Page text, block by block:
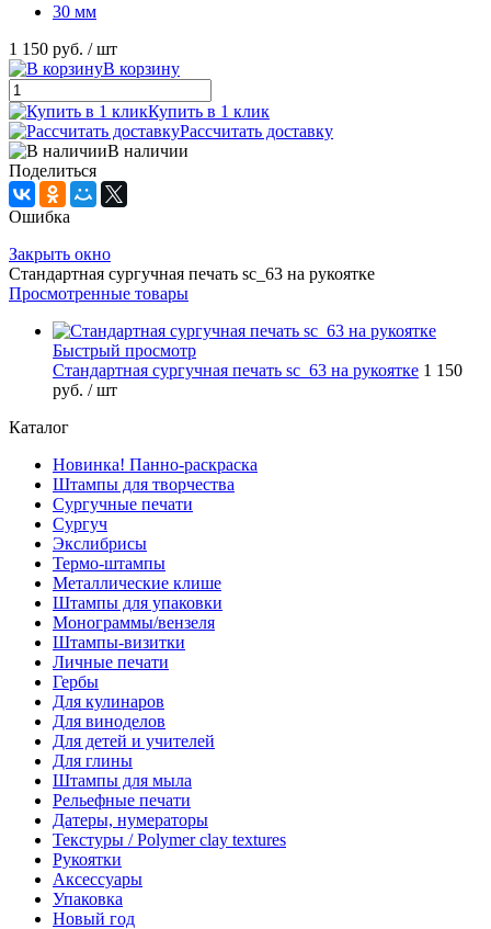
30 мм
1 150 руб. / шт
В корзину
Купить в 1 клик
Рассчитать доставку
В наличии
Поделиться
Ошибка
Закрыть окно
Стандартная сургучная печать sc_63 на рукоятке
Просмотренные товары
Быстрый просмотр
Стандартная сургучная печать sc_63 на рукоятке 1 150
руб. / шт
Каталог
Новинка! Панно-раскраска
Штампы для творчества
Сургучные печати
Сургуч
Экслибрисы
Термо-штампы
Металлические клише
Штампы для упаковки
Монограммы/вензеля
Штампы-визитки
Личные печати
Гербы
Для кулинаров
Для виноделов
Для детей и учителей
Для глины
Штампы для мыла
Рельефные печати
Датеры, нумераторы
Текстуры / Polymer clay textures
Рукоятки
Аксессуары
Упаковка
Новый год